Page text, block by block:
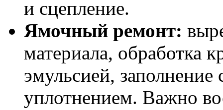
и сцепление.
Ямочный ремонт:
материала, обработка
эмульсией,
уплотнением. Важно